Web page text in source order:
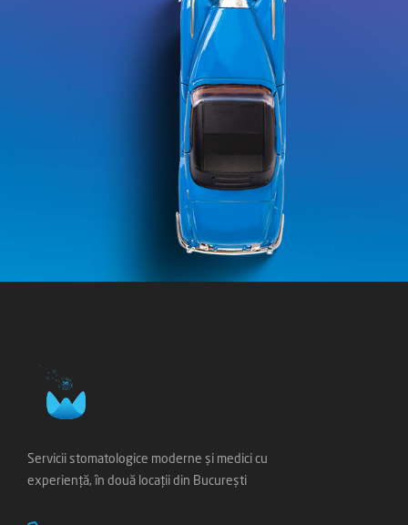
Servicii stomatologice moderne și medici cu
experiență, în două locații din București